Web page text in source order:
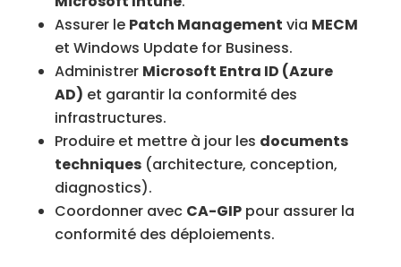
Assurer le Patch Management via MECM
et Windows Update for Business.
Administrer Microsoft Entra ID (Azure
AD) et garantir la conformité des
infrastructures.
Produire et mettre à jour les documents
techniques(architecture, conception,
diagnostics).
Coordonner avec CA-GIPpour assurer la
conformité des déploiements.